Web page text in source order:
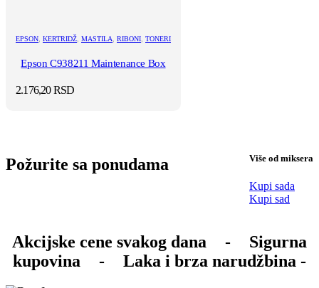
EPSON, KERTRIDŽ, MASTILA, RIBONI, TONERI
Epson C938211 Maintenance Box
2.176,20RSD
Požurite sa ponudama Više od miksera
Kupi sada
Kupi sad
Akcijske cene svakog dana -
Sigurna
kupovina
- Laka i brza narudžbina -